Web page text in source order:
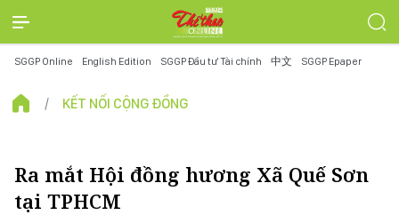
SGGP Online English Edition SGGP Đầu tư Tài chính 中文 SGGP Epaper
KẾT NỐI CỘNG ĐỒNG
Ra mắt Hội đồng hương Xã Quế Sơn
tại TPHCM